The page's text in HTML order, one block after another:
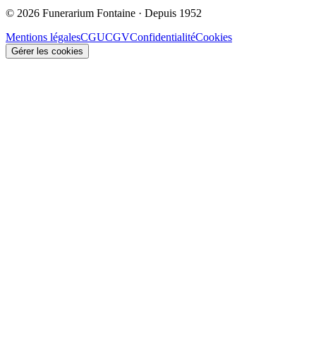
© 2026 Funerarium Fontaine · Depuis 1952
Mentions légalesCGUCGVConfidentialitéCookies
Gérer les cookies